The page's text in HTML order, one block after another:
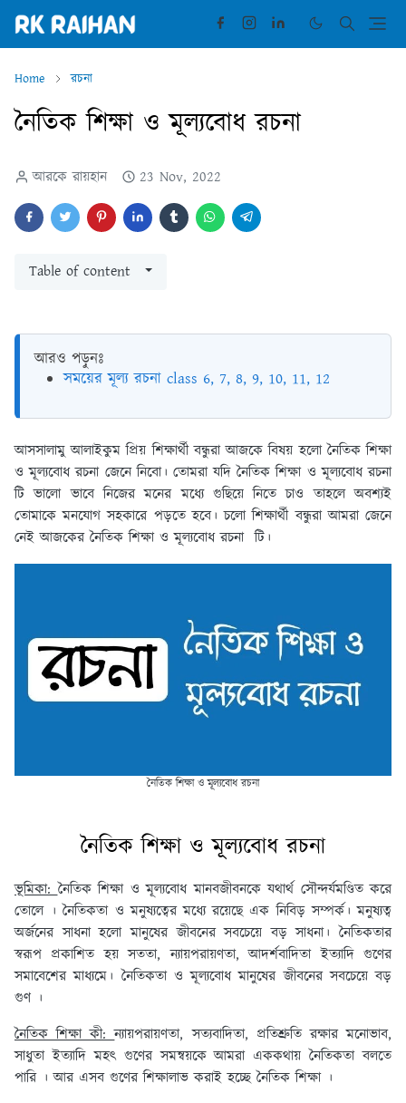
Home রচনা
নৈতিক শিক্ষা ও মূল্যবোধ রচনা
আরকে রায়হান 23 Nov, 2022
Table of content
আরও পড়ুনঃ
সময়ের মূল্য রচনা class 6, 7, 8, 9, 10, 11, 12
আসসালামু আলাইকুম প্রিয় শিক্ষার্থী বন্ধুরা আজকে বিষয় হলো নৈতিক শিক্ষা
ও মূল্যবোধ রচনা জেনে নিবো। তোমরা যদি নৈতিক শিক্ষা ও মূল্যবোধ রচনা
টি ভালো ভাবে নিজের মনের মধ্যে গুছিয়ে নিতে চাও তাহলে অবশ্যই
তোমাকে মনযোগ সহকারে পড়তে হবে। চলো শিক্ষার্থী বন্ধুরা আমরা জেনে
নেই আজকের নৈতিক শিক্ষা ও মূল্যবোধ রচনা টি।
নৈতিক শিক্ষা ও মূল্যবোধ রচনা
নৈতিক শিক্ষা ও মূল্যবোধ রচনা
ভূমিকা:নৈতিক শিক্ষা ও মূল্যবোধ মানবজীবনকে যথার্থ সৌন্দর্যমণ্ডিত করে
তোলে । নৈতিকতা ও মনুষ্যত্বের মধ্যে রয়েছে এক নিবিড় সম্পর্ক। মনুষ্যত্ব
অর্জনের সাধনা হলো মানুষের জীবনের সবচেয়ে বড় সাধনা। নৈতিকতার
স্বরূপ প্রকাশিত হয় সততা, ন্যায়পরায়ণতা, আদর্শবাদিতা ইত্যাদি গুণের
সমাবেশের মাধ্যমে। নৈতিকতা ও মূল্যবোধ মানুষের জীবনের সবচেয়ে বড়
গুণ ।
নৈতিক শিক্ষা কী:ন্যায়পরায়ণতা, সত্যবাদিতা, প্রতিশ্রুতি রক্ষার মনোভাব,
সাধুতা ইত্যাদি মহৎ গুণের সমন্বয়কে আমরা এককথায় নৈতিকতা বলতে
পারি । আর এসব গুণের শিক্ষালাভ করাই হচ্ছে নৈতিক শিক্ষা ।